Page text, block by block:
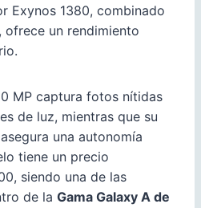
Exynos 1380, combinado
ofrece un rendimiento
MP captura fotos nítidas
de luz, mientras que su
una autonomía
tiene un precio
siendo una de las
de la Gama Galaxy A de